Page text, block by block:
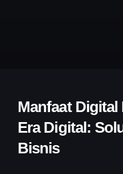
Manfaat Digital
Era Digital:
Bisnis